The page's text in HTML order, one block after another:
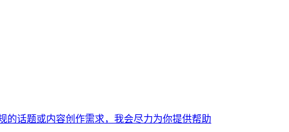
的话题或内容创作需求，我会尽力为你提供帮助